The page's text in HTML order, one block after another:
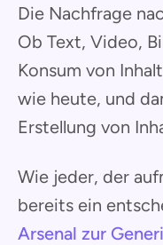
Die Nachfrage
Ob Text, Video,
Konsum von
wie heute, und
Erstellung von
Wie jeder, der
bereits ein
Arsenal zur